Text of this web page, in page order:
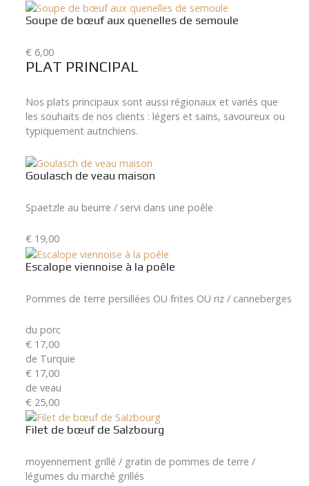
Soupe de bœuf aux quenelles de semoule
€ 6,00
PLAT PRINCIPAL
Nos plats principaux sont aussi régionaux et variés que
les souhaits de nos clients : légers et sains, savoureux ou
typiquement autrichiens.
Goulasch de veau maison
Spaetzle au beurre / servi dans une poêle
€ 19,00
Escalope viennoise à la poêle
Pommes de terre persillées OU frites OU riz / canneberges
du porc
€ 17,00
de Turquie
€ 17,00
de veau
€ 25,00
Filet de bœuf de Salzbourg
moyennement grillé / gratin de pommes de terre /
légumes du marché grillés